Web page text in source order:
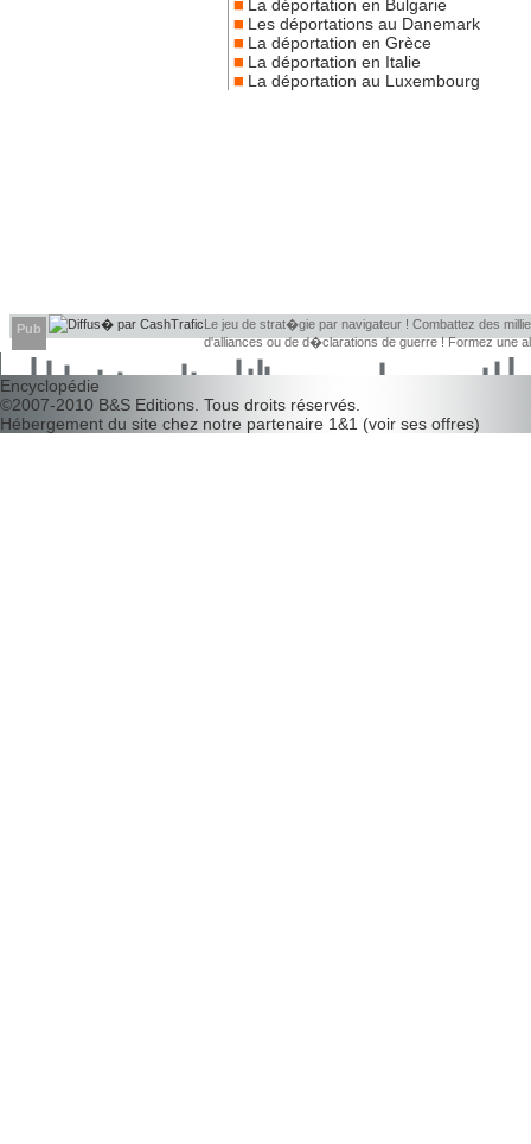
La déportation en Bulgarie
Les déportations au Danemark
La déportation en Grèce
La déportation en Italie
La déportation au Luxembourg
Pub
Le jeu de strat�gie par navigateur ! Combattez des
d'alliances ou de d�clarations de guerre ! Formez une
d�couvrir leurs faiblesses !
Encyclopédie
©2007-2010 B&S Editions . Tous droits réservés.
Hébergement du site chez notre partenaire 1&1 (voir ses offres)